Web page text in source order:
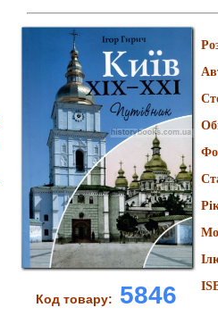
Код товару: 5846